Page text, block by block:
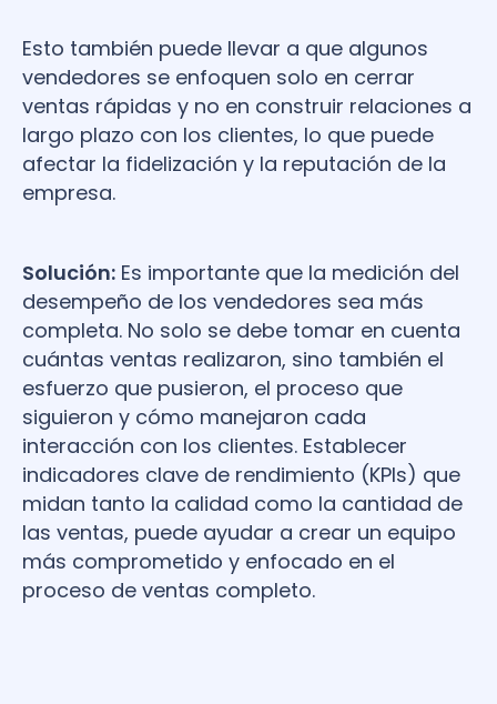
Esto también puede llevar a que algunos
vendedores se enfoquen solo en cerrar
ventas rápidas y no en construir relaciones a
largo plazo con los clientes, lo que puede
afectar la fidelización y la reputación de la
empresa.
Solución: Es importante que la medición del
desempeño de los vendedores sea más
completa. No solo se debe tomar en cuenta
cuántas ventas realizaron, sino también el
esfuerzo que pusieron, el proceso que
siguieron y cómo manejaron cada
interacción con los clientes. Establecer
indicadores clave de rendimiento (KPIs) que
midan tanto la calidad como la cantidad de
las ventas, puede ayudar a crear un equipo
más comprometido y enfocado en el
proceso de ventas completo.